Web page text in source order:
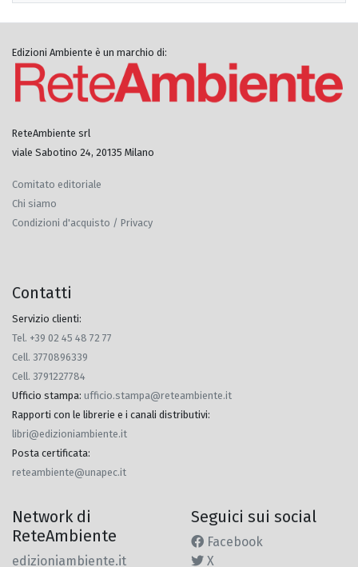
Edizioni Ambiente è un marchio di:
ReteAmbiente srl
viale Sabotino 24, 20135 Milano
Comitato editoriale
Chi siamo
Condizioni d'acquisto / Privacy
Contatti
Servizio clienti:
Tel. +39 02 45 48 72 77
Cell. 3770896339
Cell. 3791227784
Ufficio stampa: ufficio.stampa@reteambiente.it
Rapporti con le librerie e i canali distributivi:
libri@edizioniambiente.it
Posta certificata:
reteambiente@unapec.it
Network di
ReteAmbiente
edizioniambiente.it
Seguici sui social
Facebook
X